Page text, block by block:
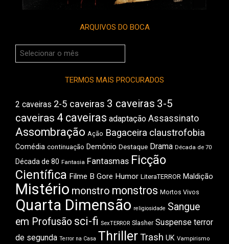
ARQUIVOS DO BOCA
Arquivos
do
TERMOS MAIS PROCURADOS
2 caveiras 2-5 caveiras 3 caveiras 3-5
caveiras 4 caveiras adaptação Assassinato
Assombração Ação Bagaceira claustrofobia
Comédia continuação Demônio Destaque Drama Década de 70
Década de 80 Fantasia Fantasmas Ficção
Científica Filme B Gore Humor LiteraTERROR Maldição
Mistério monstro monstros Mortos Vivos
Quarta Dimensão religiosidade Sangue
em Profusão sci-fi SexTERROR Slasher Suspense terror
de segunda Terror na Casa ThrillerTrash UK Vampirismo